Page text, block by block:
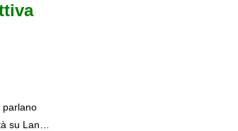
parlano
su Lang: